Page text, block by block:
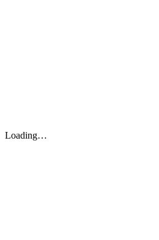
Loading…